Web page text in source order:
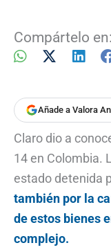
Compártelo en:
Añade a Valora
Claro dio a
14 en Colombia.
estado detenida
también por la
de estos bienes
complejo.